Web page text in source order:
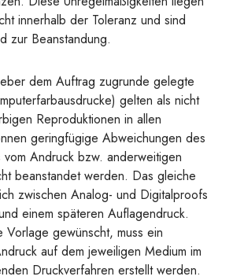
innerhalb der Toleranz und sind
zur Beanstandung.
dem Auftrag zugrunde gelegte
gelten als nicht
Reproduktionen in allen
geringfügige Abweichungen des
Andruck bzw. anderweitigen
beanstandet werden. Das gleiche
zwischen Analog- und Digitalproofs
einem späteren Auflagendruck.
gewünscht, muss ein
auf dem jeweiligen Medium im
Druckverfahren erstellt werden.